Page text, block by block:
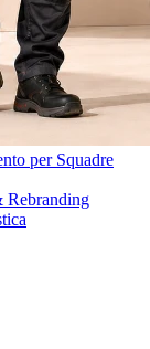
per Squadre
Rebranding